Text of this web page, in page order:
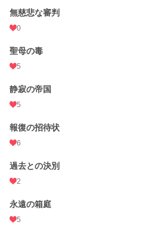
無慈悲な審判
0
聖母の毒
5
静寂の帝国
5
報復の招待状
6
過去との決別
2
永遠の箱庭
5